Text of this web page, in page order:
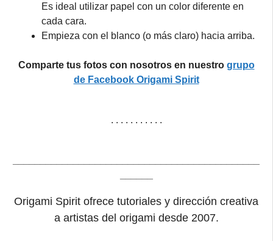
Es ideal utilizar papel con un color diferente en
cada cara.
Empieza con el blanco (o más claro) hacia arriba.
Comparte tus fotos con nosotros en nuestro grupo
de Facebook Origami Spirit
. . . . . . . . . . .
Origami Spirit ofrece tutoriales y dirección creativa
a artistas del origami desde 2007.